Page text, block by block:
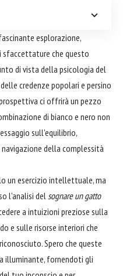
esplorazione,
sfaccettature che questo
di vista della psicologia del
credenze popolari e persino
ci offrirà un pezzo
di bianco e nero non
sull'equilibrio,
della complessità
un esercizio intellettuale, ma
l'analisi delsognare un gatto
a intuizioni preziose sulla
e sulle risorse interiori che
Spero che queste
illuminante, fornendoti gli